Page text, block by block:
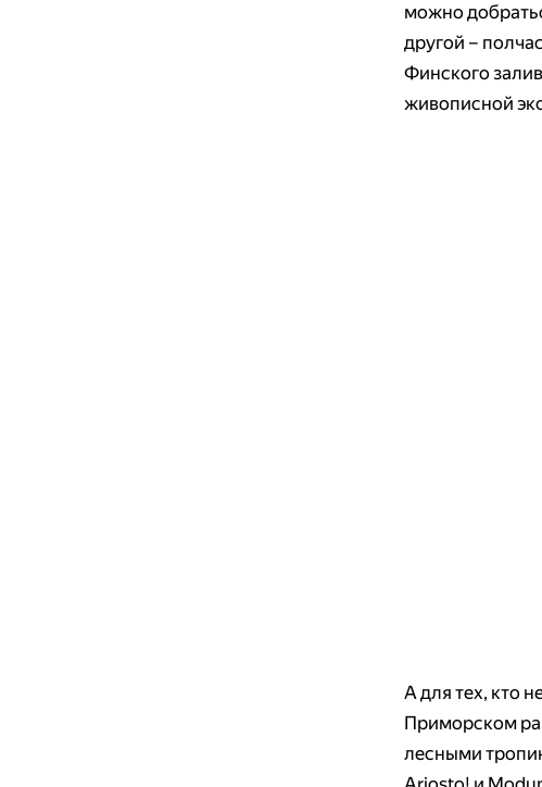
можно
другой –
Финского
живописной
А для тех, кто
Приморском
лесными